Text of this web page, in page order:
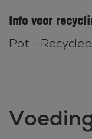
Info voor
Pot -